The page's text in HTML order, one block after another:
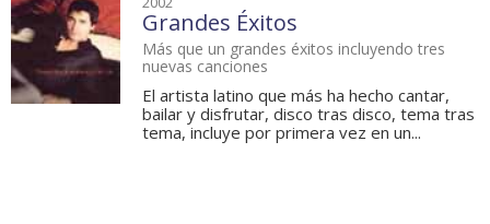
Grandes Éxitos
Más que un grandes éxitos incluyendo tres
nuevas canciones
El artista latino que más ha hecho cantar,
bailar y disfrutar, disco tras disco, tema tras
tema, incluye por primera vez en un...